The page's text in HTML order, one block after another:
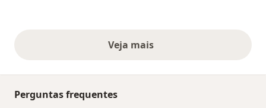
Veja maisopiniões acima
Perguntas frequentes